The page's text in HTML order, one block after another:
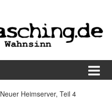
Neuer Heimserver, Teil 4